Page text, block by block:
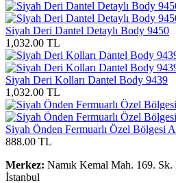
Siyah Deri Dantel Detaylı Body 9450
1,032.00 TL
Siyah Deri Kolları Dantel Body 9439
1,032.00 TL
Siyah Önden Fermuarlı Özel Bölgesi
888.00 TL
Merkez: Namık Kemal Mah. 169.
İstanbul